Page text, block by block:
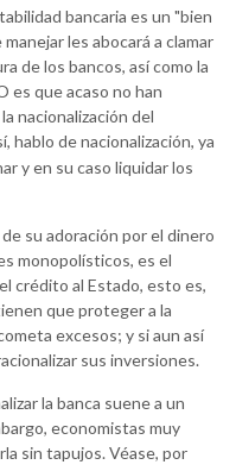
bancaria es un "bien
les abocará a clamar
de los bancos, así como la
es que acaso no han
nacionalización del
hablo de nacionalización, ya
y en su caso liquidar los
su adoración por el dinero
monopolísticos, es el
crédito al Estado, esto es,
que proteger a la
excesos; y si aun así
sus inversiones.
la banca suene a un
economistas muy
sin tapujos. Véase, por